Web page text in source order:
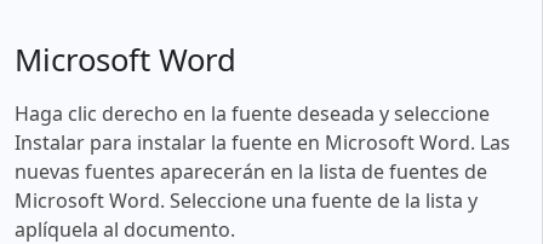
Microsoft Word
Haga clic derecho en la fuente deseada y seleccione
Instalar para instalar la fuente en Microsoft Word. Las
nuevas fuentes aparecerán en la lista de fuentes de
Microsoft Word. Seleccione una fuente de la lista y
aplíquela al documento.